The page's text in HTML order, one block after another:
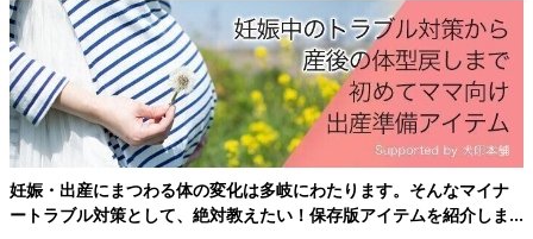
ゆうこ さん
（1才代ベビー／35才以上～39才ママ）
使用している友達からのおすすめで購入しました。対面抱き、外
向きなど抱っこの仕方が数種類あるのが良かった。進行方向向き
で抱っこ出来るようになってからは、高い目線で景色が見れるの
が嬉しいようで、抱っこひもを出すと喜んで抱っこされてくれる
が、首が座ったばかりの頃は装着するのが大変。「さぁ！着ける
ぞ！」と気合いが必要だった。おうちの中であやす時や、ちょっ
妊娠・出産にまつわる体の変化は多岐にわたります。そんなマイナ
ートラブル対策として、絶対教えたい！保存版アイテムを紹介しま